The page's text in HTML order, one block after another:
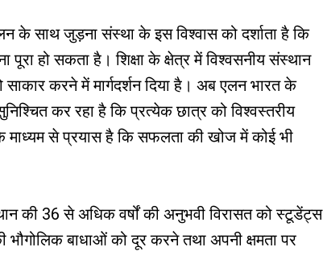
के साथ जुड़ना संस्था के इस विश्वास को दर्शाता है कि
हो सकता है। शिक्षा के क्षेत्र में विश्वसनीय संस्थान
करने में मार्गदर्शन दिया है। अब एलन भारत के
कर रहा है कि प्रत्येक छात्र को विश्वस्तरीय
से प्रयास है कि सफलता की खोज में कोई भी
की 36 से अधिक वर्षों की अनुभवी विरासत को स्टूडेंट्स
बाधाओं को दूर करने तथा अपनी क्षमता पर